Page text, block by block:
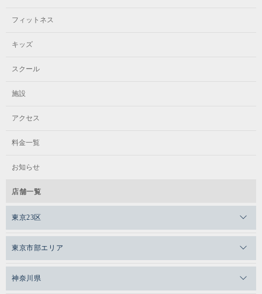
フィットネス
キッズ
スクール
施設
アクセス
料金一覧
お知らせ
店舗一覧
東京23区
メガロスルフレ恵比寿
メガロス日比谷シャンテ
東京市部エリア
神奈川県